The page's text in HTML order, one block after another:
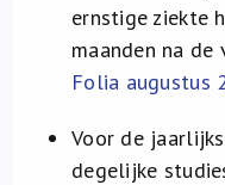
ernstige ziekte
maanden na de
Folia augustus
Voor de
degelijke